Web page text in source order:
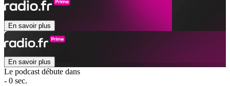
En savoir plus
En savoir plus
Le podcast débute dans
- 0 sec.